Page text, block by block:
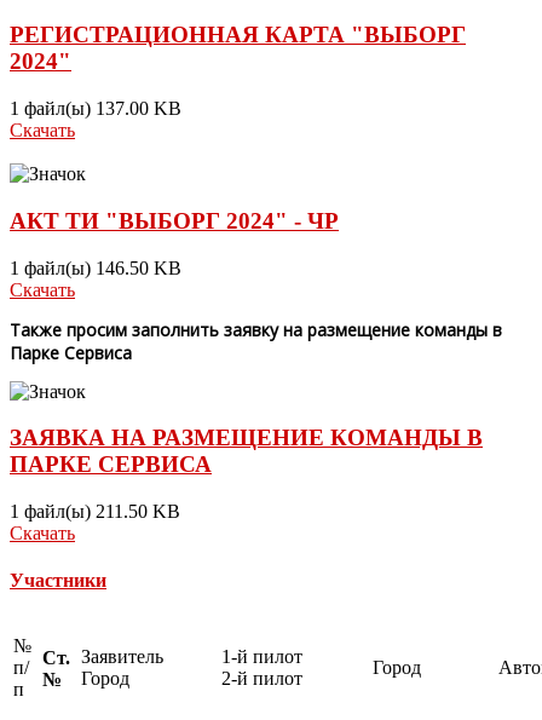
РЕГИСТРАЦИОННАЯ КАРТА "ВЫБОРГ
2024"
1 файл(ы) 137.00 KB
Скачать
АКТ ТИ "ВЫБОРГ 2024" - ЧР
1 файл(ы) 146.50 KB
Скачать
Также просим заполнить заявку на размещение команды в
Парке Сервиса
ЗАЯВКА НА РАЗМЕЩЕНИЕ КОМАНДЫ В
ПАРКЕ СЕРВИСА
1 файл(ы) 211.50 KB
Скачать
Участники
№
п/
п
Ст.
№
Заявитель
Город
1-й пилот
2-й пилот
Город